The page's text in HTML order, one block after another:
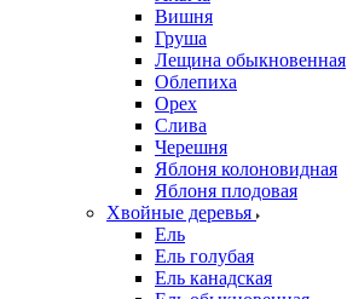
Вишня
Груша
Лещина обыкновенная
Облепиха
Орех
Слива
Черешня
Яблоня колоновидная
Яблоня плодовая
Хвойные деревья
Ель
Ель голубая
Ель канадская